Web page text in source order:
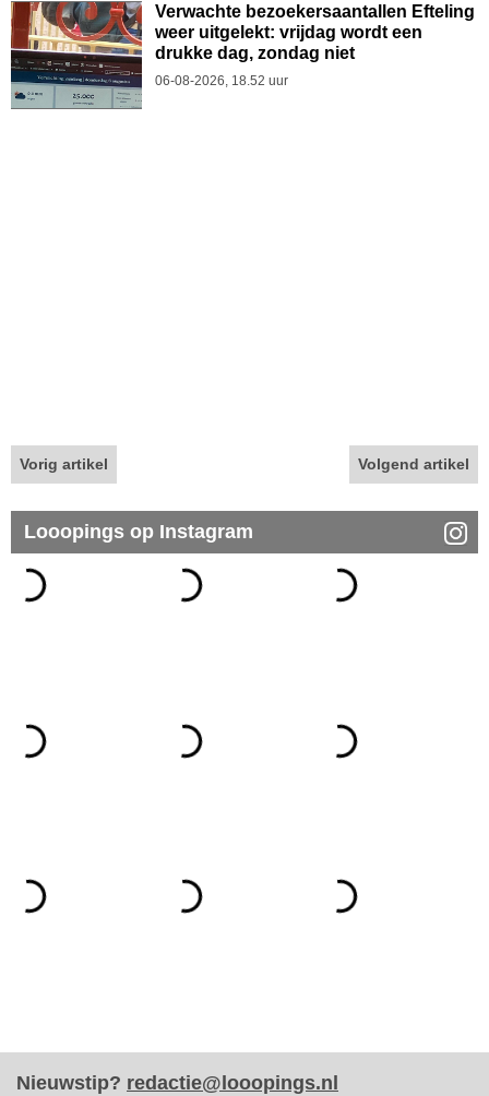
Verwachte bezoekersaantallen Efteling
weer uitgelekt: vrijdag wordt een
drukke dag, zondag niet
06-08-2026, 18.52 uur
Vorig artikel Volgend artikel
Looopings op Instagram
Nieuwstip? redactie@looopings.nl